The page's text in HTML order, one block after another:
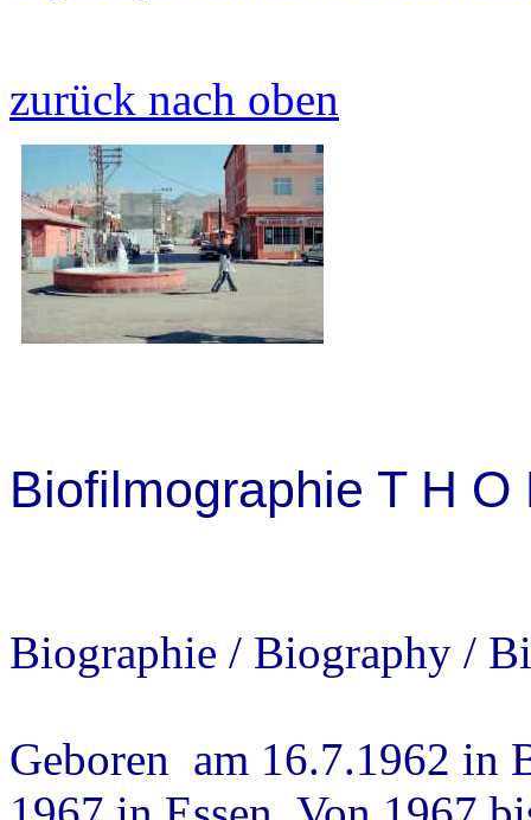
zurück nach oben
Biofilmographie T H
Biographie / Biography /
Geboren am 16.7.1962 in